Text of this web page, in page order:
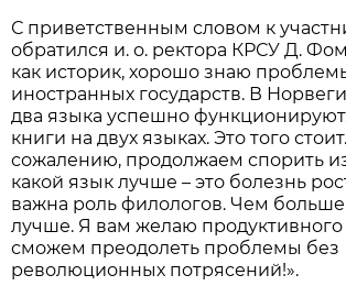
С приветственным словом к
обратился и. о. ректора КРСУ Д.
как историк, хорошо знаю
иностранных государств. В
два языка успешно
книги на двух языках. Это того
сожалению, продолжаем спорить
какой язык лучше – это болезнь
важна роль филологов. Чем больше
лучше. Я вам желаю
сможем преодолеть проблемы без
революционных потрясений!».